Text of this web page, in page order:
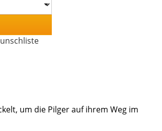
um die Pilger auf ihrem Weg im